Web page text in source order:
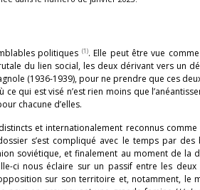
politiques (1). Elle peut être vue
du lien social, les deux dérivant vers un
(1936-1939), pour ne prendre que ces
qui est visé n’est rien moins que
chacune d’elles.
et internationalement reconnus
s’est compliqué avec le temps par
soviétique, et finalement au moment de la
ci nous éclaire sur un passif entre les
sur son territoire et, notamment, le